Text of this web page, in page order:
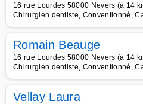
16 rue Lourdes 58000 Nevers (à 14
Chirurgien dentiste, Conventionné,
Romain Beauge
16 rue Lourdes 58000 Nevers (à 14
Chirurgien dentiste, Conventionné,
Vellay Laura